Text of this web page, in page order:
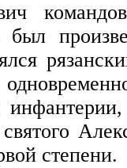
святого
степени.